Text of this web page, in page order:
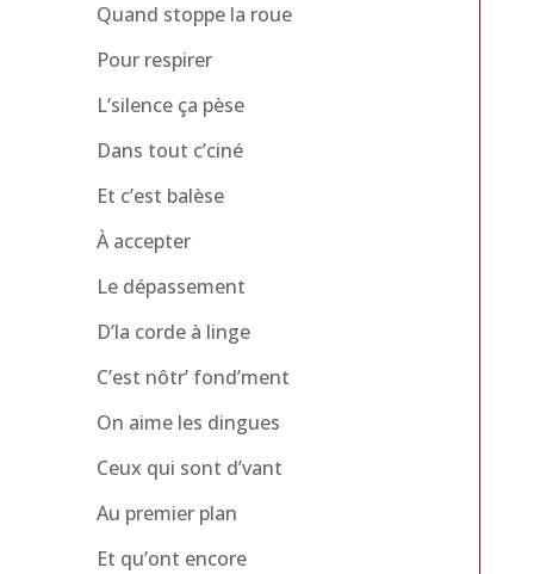
Quand stoppe la roue
Pour respirer
L’silence ça pèse
Dans tout c’ciné
Et c’est balèse
À accepter
Le dépassement
D’la corde à linge
C’est nôtr’ fond’ment
On aime les dingues
Ceux qui sont d’vant
Au premier plan
Et qu’ont encore